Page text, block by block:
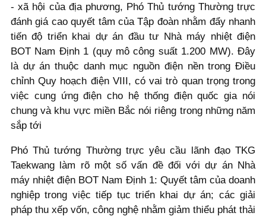
- xã hội của địa phương, Phó Thủ tướng Thường trực
đánh giá cao quyết tâm của Tập đoàn nhằm đẩy nhanh
tiến độ triển khai dự án đầu tư Nhà máy nhiệt điện
BOT Nam Định 1 (quy mô công suất 1.200 MW). Đây
là dự án thuộc danh mục nguồn điện nền trong Điều
chỉnh Quy hoạch điện VIII, có vai trò quan trọng trong
việc cung ứng điện cho hệ thống điện quốc gia nói
chung và khu vực miền Bắc nói riêng trong những năm
sắp tới
Phó Thủ tướng Thường trực yêu cầu lãnh đạo TKG
Taekwang làm rõ một số vấn đề đối với dự án Nhà
máy nhiệt điện BOT Nam Định 1: Quyết tâm của doanh
nghiệp trong việc tiếp tục triển khai dự án; các giải
pháp thu xếp vốn, công nghệ nhằm giảm thiểu phát thải